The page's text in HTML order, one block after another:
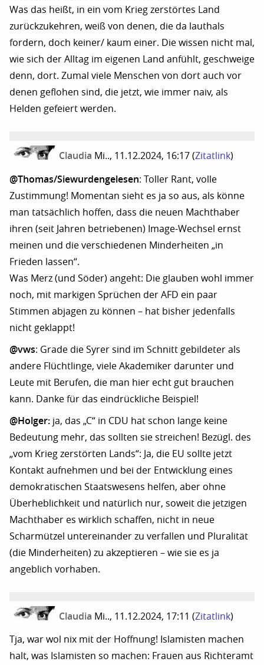
Was das heißt, in ein vom Krieg zerstörtes Land
zurückzukehren, weiß von denen, die da lauthals
fordern, doch keiner/ kaum einer. Die wissen nicht mal,
wie sich der Alltag im eigenen Land anfühlt, geschweige
denn, dort. Zumal viele Menschen von dort auch vor
denen geflohen sind, die jetzt, wie immer naiv, als
Helden gefeiert werden.
Claudia Mi.., 11.12.2024, 16:17 (Zitatlink)
@Thomas/Siewurdengelesen: Toller Rant, volle
Zustimmung! Momentan sieht es ja so aus, als könne
man tatsächlich hoffen, dass die neuen Machthaber
ihren (seit Jahren betriebenen) Image-Wechsel ernst
meinen und die verschiedenen Minderheiten „in
Frieden lassen“.
Was Merz (und Söder) angeht: Die glauben wohl immer
noch, mit markigen Sprüchen der AFD ein paar
Stimmen abjagen zu können – hat bisher jedenfalls
nicht geklappt!
@vws: Grade die Syrer sind im Schnitt gebildeter als
andere Flüchtlinge, viele Akademiker darunter und
Leute mit Berufen, die man hier echt gut brauchen
kann. Danke für das eindrückliche Beispiel!
@Holger: ja, das „C“ in CDU hat schon lange keine
Bedeutung mehr, das sollten sie streichen! Bezügl. des
„vom Krieg zerstörten Lands“: Ja, die EU sollte jetzt
Kontakt aufnehmen und bei der Entwicklung eines
demokratischen Staatswesens helfen, aber ohne
Überheblichkeit und natürlich nur, soweit die jetzigen
Machthaber es wirklich schaffen, nicht in neue
Scharmützel untereinander zu verfallen und Pluralität
(die Minderheiten) zu akzeptieren – wie sie es ja
angeblich vorhaben.
Claudia Mi.., 11.12.2024, 17:11 (Zitatlink)
Tja, war wol nix mit der Hoffnung! Islamisten machen
halt, was Islamisten so machen: Frauen aus Richteramt